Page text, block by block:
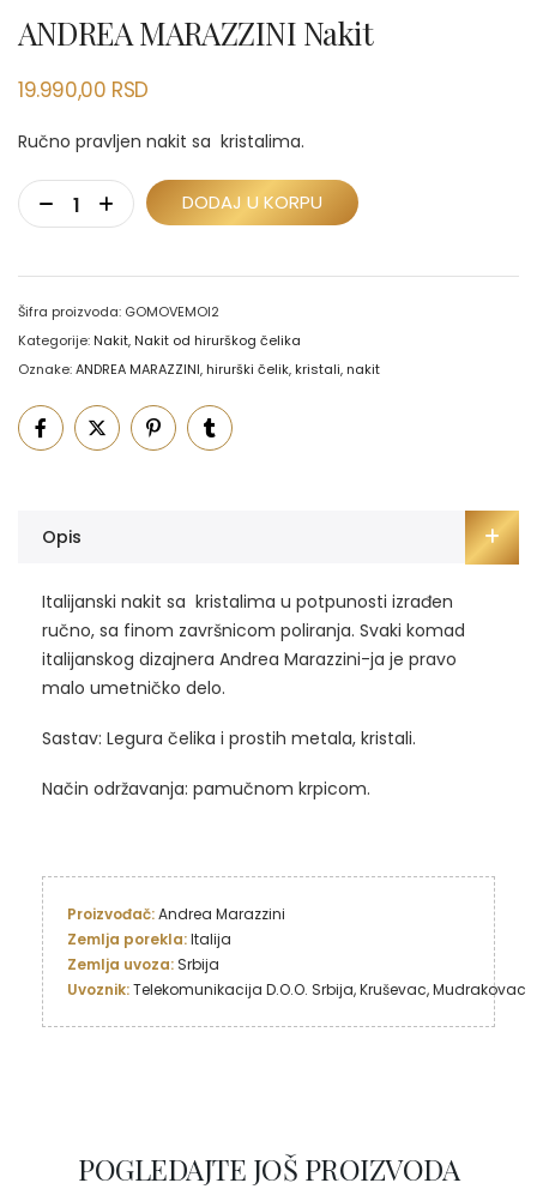
ANDREA MARAZZINI Nakit
19.990,00 RSD
Ručno pravljen nakit sa kristalima.
DODAJ U KORPU
Šifra proizvoda: GOMOVEMOI2
Kategorije: Nakit, Nakit od hirurškog čelika
Oznake:ANDREA MARAZZINI, hirurški čelik, kristali, nakit
Opis
Italijanski nakit sa kristalima u potpunosti izrađen
ručno, sa finom završnicom poliranja. Svaki komad
italijanskog dizajnera Andrea Marazzini-ja je pravo
malo umetničko delo.
Sastav: Legura čelika i prostih metala, kristali.
Način održavanja: pamučnom krpicom.
Proizvođač:
Zemlja porekla: Italija
Zemlja uvoza:
Uvoznik: Telekomunikacija D.O.O. Srbija, Kruševac, Mudrakovac
POGLEDAJTE JOŠ PROIZVODA